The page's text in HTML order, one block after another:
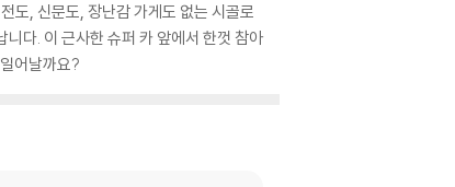
도, 신문도, 장난감 가게도 없는 시골로
다. 이 근사한 슈퍼 카 앞에서 한껏 참아
어날까요?